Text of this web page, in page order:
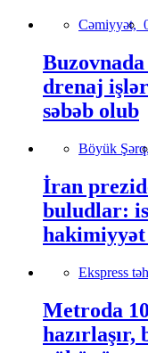
Cəmiyyət,
drenaj
səbəb olub
Böyük
İran
buludlar:
hakimiyyət
Ekspress
Metroda 10
hazırlaşır,